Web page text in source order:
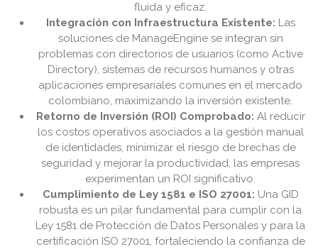
fluida y eficaz.
Integración con Infraestructura Existente: Las
soluciones de ManageEngine se integran sin
problemas con directorios de usuarios (como Active
Directory), sistemas de recursos humanos y otras
aplicaciones empresariales comunes en el mercado
colombiano, maximizando la inversión existente.
Retorno de Inversión (ROI) Comprobado: Al reducir
los costos operativos asociados a la gestión manual
de identidades, minimizar el riesgo de brechas de
seguridad y mejorar la productividad, las empresas
experimentan un ROI significativo.
Cumplimiento de Ley 1581 e ISO 27001: Una GID
robusta es un pilar fundamental para cumplir con la
Ley 1581 de Protección de Datos Personales y para la
certificación ISO 27001, fortaleciendo la confianza de